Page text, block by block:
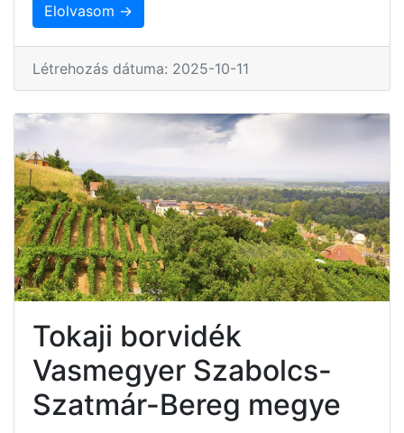
Elolvasom →
Létrehozás dátuma: 2025-10-11
Tokaji borvidék
Vasmegyer Szabolcs-
Szatmár-Bereg megye